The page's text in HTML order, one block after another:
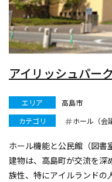
アイリッシュパーク
エリア
高島市
カテゴリ
ホール（会
ホール機能と公民館（図書
建物は、高島町が交流を深
族性、特にアイルランドの